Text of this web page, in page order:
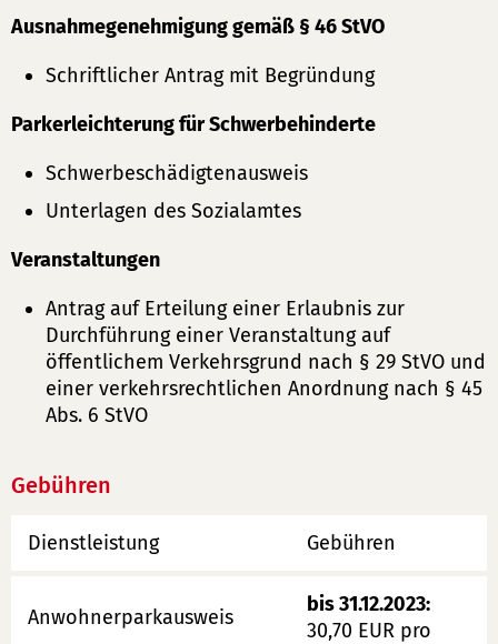
Ausnahmegenehmigung gemäß § 46 StVO
Schriftlicher Antrag mit Begründung
Parkerleichterung für Schwerbehinderte
Schwerbeschädigtenausweis
Unterlagen des Sozialamtes
Veranstaltungen
Antrag auf Erteilung einer Erlaubnis zur
Durchführung einer Veranstaltung auf
öffentlichem Verkehrsgrund nach § 29 StVO und
einer verkehrsrechtlichen Anordnung nach § 45
Abs. 6 StVO
Gebühren
Dienstleistung Gebühren
Anwohnerparkausweis
bis 31.12.2023:
30,70 EUR pro